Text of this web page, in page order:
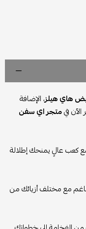
هاي هيلز، الإضافة
فيمتجر اي سفن
كعب عالٍ يمنحك إطلالة
مع مختلف أزيائك من